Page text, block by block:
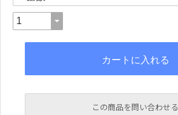
この商品を問い合わせる